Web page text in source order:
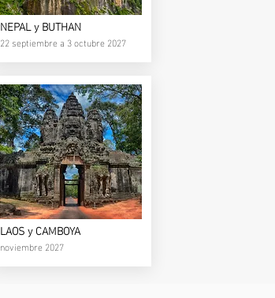
NEPAL y BUTHAN
22 septiembre a 3 octubre 2027
LAOS y CAMBOYA
noviembre 2027